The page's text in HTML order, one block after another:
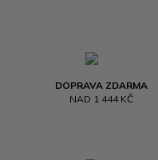
DOPRAVA ZDARMA
NAD 1 444 KČ